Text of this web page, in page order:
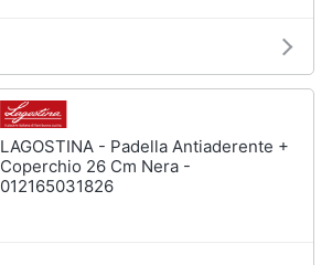
LAGOSTINA - Padella Antiaderente +
Coperchio 26 Cm Nera -
012165031826